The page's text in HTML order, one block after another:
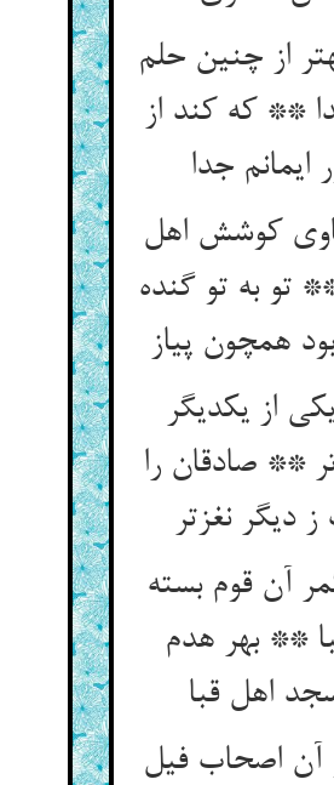
از چنین حلم
** که کند از
ایمانم جدا
کوشش اهل
تو به تو گنده
بود همچون پیاز
از یکدیگر
** صادقان را
دیگر نغزتر
آن قوم بسته
** بهر هدم
اهل قبا
آن اصحاب فیل